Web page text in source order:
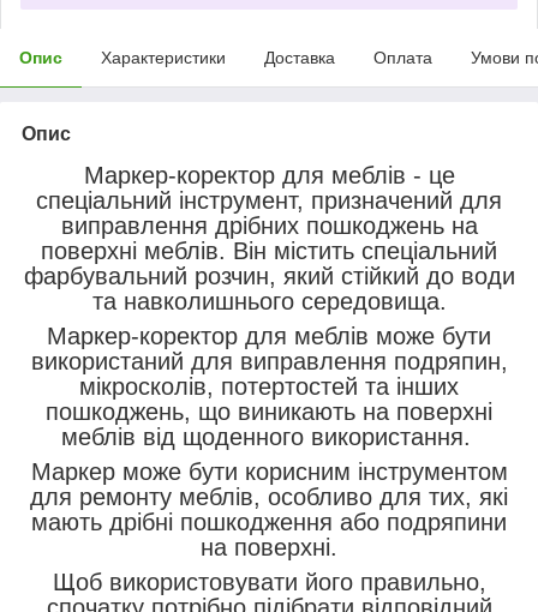
Опис Характеристики Доставка Оплата Умови
Опис
Маркер-коректор для меблів - це
спеціальний інструмент, призначений для
виправлення дрібних пошкоджень на
поверхні меблів. Він містить спеціальний
фарбувальний розчин, який стійкий до води
та навколишнього середовища.
Маркер-коректор для меблів може бути
використаний для виправлення подряпин,
мікросколів, потертостей та інших
пошкоджень, що виникають на поверхні
меблів від щоденного використання.
Маркер може бути корисним інструментом
для ремонту меблів, особливо для тих, які
мають дрібні пошкодження або подряпини
на поверхні.
Щоб використовувати його правильно,